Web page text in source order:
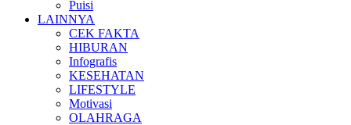
Puisi
LAINNYA
CEK FAKTA
HIBURAN
Infografis
KESEHATAN
LIFESTYLE
Motivasi
OLAHRAGA